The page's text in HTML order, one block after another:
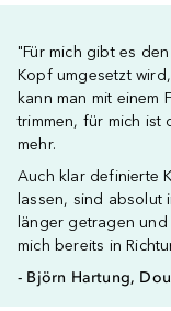
"Für mich gibt es
Kopf umgesetzt
kann man mit einem
trimmen, für mich ist
mehr.
Auch klar definierte
lassen, sind
länger getragen
mich bereits in
- Björn Hartung,